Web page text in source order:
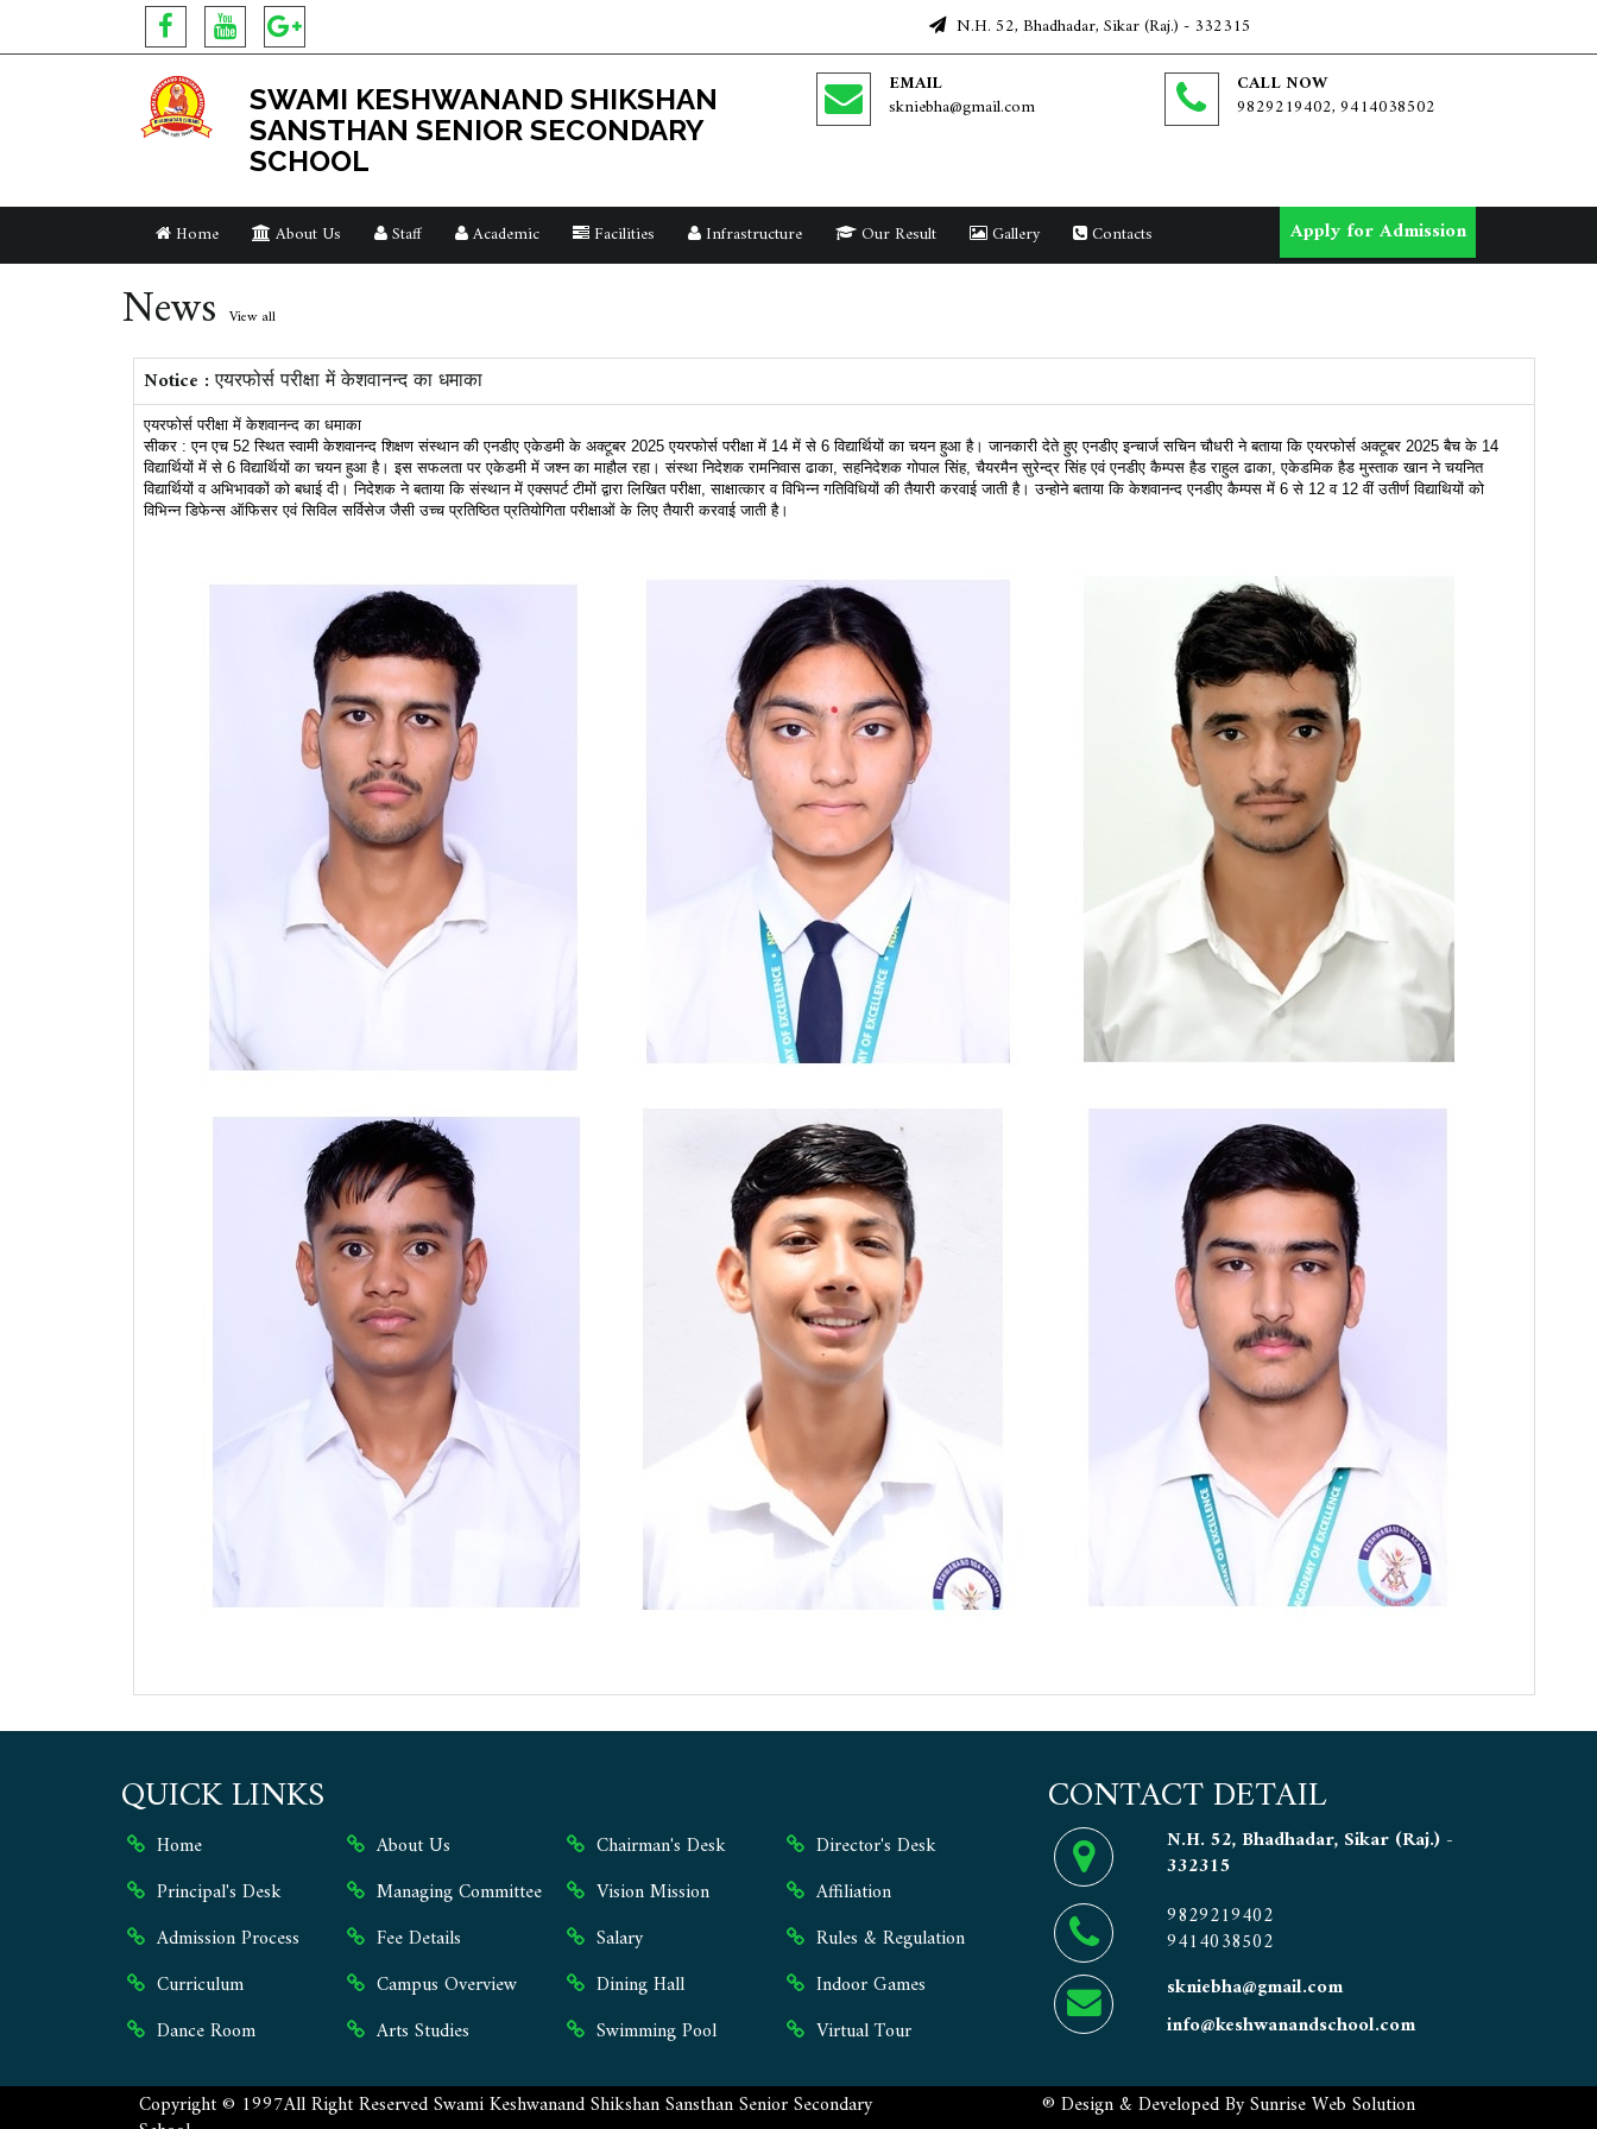
N.H. 52, Bhadhadar, Sikar (Raj.) - 332315
SWAMI KESHWANAND SHIKSHAN
SANSTHAN SENIOR SECONDARY
SCHOOL
EMAIL
skniebha@gmail.com
CALL NOW
9829219402, 9414038502
Home About Us Staff Academic Facilities Infrastructure Our Result Gallery Contacts Apply for Admission
News View all
Notice :एयरफोर्स परीक्षा में केशवानन्द का धमाका
एयरफोर्स परीक्षा में केशवानन्द का धमाका
सीकर : एन एच 52 स्थित स्वामी केशवानन्द शिक्षण संस्थान की एनडीए एकेडमी के अक्टूबर 2025 एयरफोर्स परीक्षा में 14 में से 6 विद्यार्थियों का चयन हुआ है। जानकारी देते हुए एनडीए इन्चार्ज सचिन चौधरी ने बताया कि एयरफोर्स अक्टूबर 2025 बैच के 14
विद्यार्थियों में से 6 विद्यार्थियों का चयन हुआ है। इस सफलता पर एकेडमी में जश्न का माहौल रहा। संस्था निदेशक रामनिवास ढाका, सहनिदेशक गोपाल सिंह, चैयरमैन सुरेन्द्र सिंह एवं एनडीए कैम्पस हैड राहुल ढाका, एकेडमिक हैड मुस्ताक खान ने चयनित
विद्यार्थियों व अभिभावकों को बधाई दी। निदेशक ने बताया कि संस्थान में एक्सपर्ट टीमों द्वारा लिखित परीक्षा, साक्षात्कार व विभिन्न गतिविधियों की तैयारी करवाई जाती है। उन्होने बताया कि केशवानन्द एनडीए कैम्पस में 6 से 12 व 12 वीं उतीर्ण विद्याथियों को
विभिन्न डिफेन्स ऑफिसर एवं सिविल सर्विसेज जैसी उच्च प्रतिष्ठित प्रतियोगिता परीक्षाओं के लिए तैयारी करवाई जाती है।
QUICK LINKS
Home About Us Chairman's Desk
Director's Desk
Principal's Desk
Managing Committee Vision Mission
Affiliation
Admission Process
Fee Details Salary
Rules & Regulation
Curriculum
Campus Overview Dining Hall
Indoor Games
Dance Room
Arts Studies Swimming Pool Virtual Tour
CONTACT DETAIL
N.H. 52, Bhadhadar, Sikar (Raj.) -
332315
9829219402
9414038502
skniebha@gmail.com
info@keshwanandschool.com
Copyright © 1997All Right ReservedSwami Keshwanand Shikshan Sansthan Senior Secondary ® Design & Developed BySunrise Web Solution